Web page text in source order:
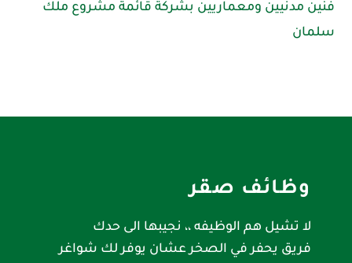
فنين مدنيين ومعماريين بشركة قائمة مشروع ملك
سلمان
وظائف صقر
لا تشيل هم الوظيفه ،، نجيبها الى حدك
فريق يحفر في الصخر عشان يوفر لك شواغر